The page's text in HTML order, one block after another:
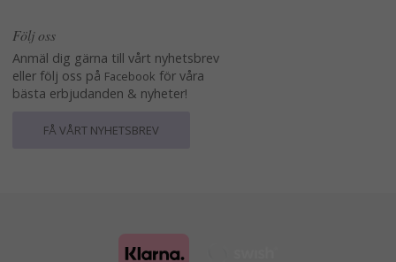
Följ oss
Anmäl dig gärna till vårt nyhetsbrev
eller följ oss på Facebook för våra
bästa erbjudanden & nyheter!
FÅ VÅRT NYHETSBREV